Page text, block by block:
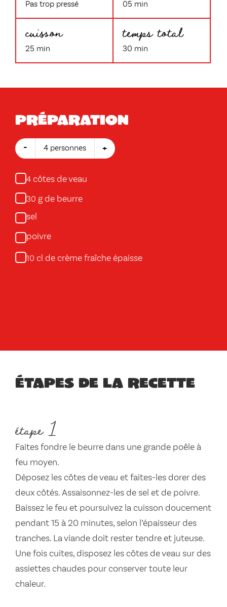
Pas trop pressé 05 min
cuisson
25 min
temps total
30 min
Préparation
- 4 personnes +
4 côtes de veau
30 g de beurre
sel
poivre
10 cl de crème fraîche épaisse
Étapes de la recette
étape 1
Faites fondre le beurre dans une grande poêle à
feu moyen.
Déposez les côtes de veau et faites-les dorer des
deux côtés. Assaisonnez-les de sel et de poivre.
Baissez le feu et poursuivez la cuisson doucement
pendant 15 à 20 minutes, selon l’épaisseur des
tranches. La viande doit rester tendre et juteuse.
Une fois cuites, disposez les côtes de veau sur des
assiettes chaudes pour conserver toute leur
chaleur.